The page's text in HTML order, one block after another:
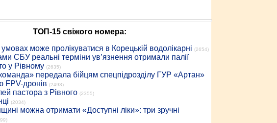
ТОП-15 свіжого номера:
умовах може пролікуватися в Корецькій водолікарні (2654)
СБУ реальні терміни ув’язнення отримали палії
у Рівному (2635)
команда» передала бійцям спецпідрозділу ГУР «Артан»
FPV-дронів (2493)
пастора з Рівного (2355)
(2034)
можна отримати «Доступні ліки»: три зручні